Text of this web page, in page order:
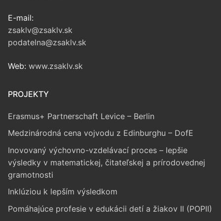
E-mail:
zsaklv@zsaklv.sk
podatelna@zsaklv.sk
Web: www.zsaklv.sk
PROJEKTY
Erasmus+ Partnerschaft Levice – Berlin
Medzinárodná cena vojvodu z Edinburghu – DofE
Inovovaný výchovno-vzdelávací proces – lepšie
výsledky v matematickej, čitateľskej a prírodovednej
gramotnosti
Inklúziou k lepším výsledkom
Pomáhajúce profesie v edukácii detí a žiakov II (POPII)